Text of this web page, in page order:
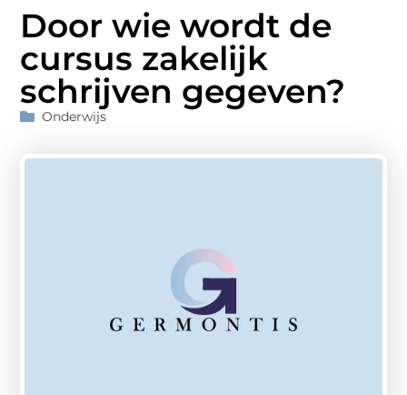
Door wie wordt de
cursus zakelijk
schrijven gegeven?
Onderwijs